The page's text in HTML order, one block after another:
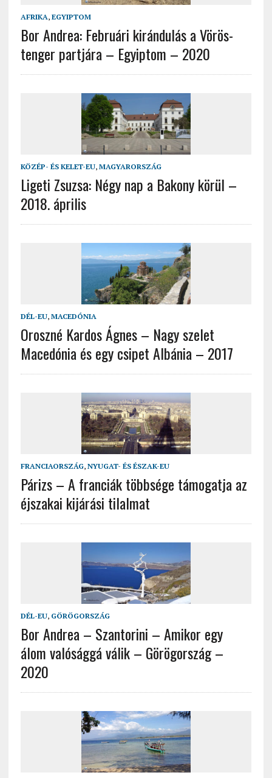
AFRIKA, EGYIPTOM
Bor Andrea: Februári kirándulás a Vörös-
tenger partjára – Egyiptom – 2020
KÖZÉP- ÉS KELET-EU, MAGYARORSZÁG
Ligeti Zsuzsa: Négy nap a Bakony körül –
2018. április
DÉL-EU, MACEDÓNIA
Oroszné Kardos Ágnes – Nagy szelet
Macedónia és egy csipet Albánia – 2017
FRANCIAORSZÁG, NYUGAT- ÉS ÉSZAK-EU
Párizs – A franciák többsége támogatja az
éjszakai kijárási tilalmat
DÉL-EU, GÖRÖGORSZÁG
Bor Andrea – Szantorini – Amikor egy
álom valósággá válik – Görögország –
2020